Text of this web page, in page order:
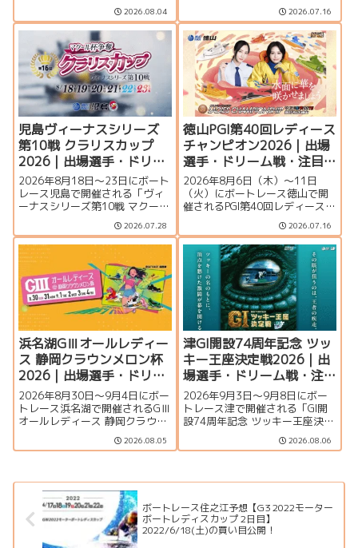
徴、イベント情報を詳しく紹
介。峰竜太、毒島誠、定松勇樹
らトップレーサーが集結する真
夏のSGの見どころを徹底解説し
ます。
2026.08.04
望、出場選手一覧、発祥地ドリ
ーム、注目モーター、大村水面
の攻略ポイント、イベント情報
まで詳しく紹介します。
2026.07.16
児島ヴィーナスシリーズ
第10戦 クラリスカップ
2026｜出場選手・ドリー
ム戦・注目モーター・イ
ベント情報まとめ
2026年8月18日～23日にボート
レース児島で開催される「ヴィ
ーナスシリーズ第10戦 マクール
杯争奪第16回クラリスカップ」
の特集ページです。出場選手一
覧、シリーズ展望、ドリーム
戦、注目モーター、イベント情
報まで詳しく紹介します。
2026.07.28
徳山PGI第40回レディース
チャンピオン2026｜出場
選手・ドリーム戦・注目
モーター・イベント情報
まとめ
2026年8月6日（木）～11日
（火）にボートレース徳山で開
催されるPGI第40回レディースチ
ャンピオン（女子王座決定戦）
の特集ページです。出場選手一
覧、シリーズ展望、ドリーム
戦、注目モーター、水面特徴、
イベント情報まで詳しく紹介し
ます。
2026.07.16
浜名湖GⅢオールレディー
ス 静岡クラウンメロン杯
2026｜出場選手・ドリー
ム戦・注目モーター・イ
ベント情報まとめ
2026年8月30日～9月4日にボー
トレース浜名湖で開催されるGⅢ
オールレディース 静岡クラウン
場選手一覧、シリーズ展望、ド
を詳しく紹介します。
2026.08.05
津GI開設74周年記念 ツッ
キー王座決定戦2026｜出
場選手・ドリーム戦・注
目モーター・イベント情
報まとめ
2026年9月3日〜9月8日にボー
トレース津で開催される「GI開
設74周年記念 ツッキー王座決定
手一覧、シリーズ展望、ドリー
介します。
2026.08.06
ボートレース住之江予想【G3 2022モーター
ボートレディスカップ 2日目】
2022/6/18(土)の買い目公開！